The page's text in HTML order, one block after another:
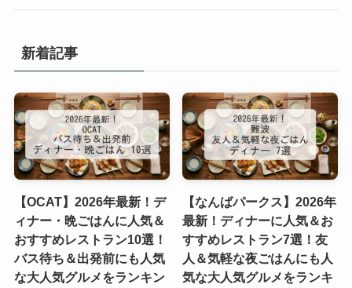
新着記事
【OCAT】2026年最新！デ
ィナー・晩ごはんに人気＆
おすすめレストラン10選！
バス待ち＆出発前にも人気
な大人気グルメをランキン
【なんばパークス】2026年
最新！ディナーに人気＆お
すすめレストラン7選！友
人＆気軽な夜ごはんにも人
気な大人気グルメをランキ